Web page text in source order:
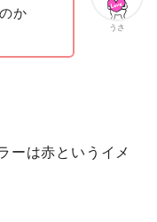
うさ
か
ーは赤というイメ